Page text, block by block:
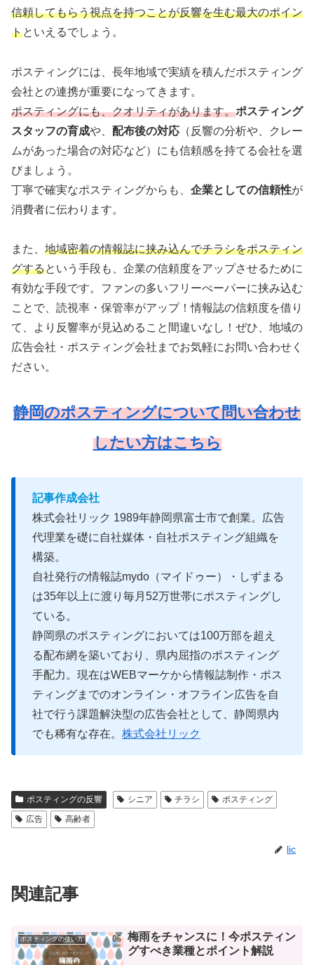
信頼してもらう視点を持つことが反響を生む最大のポイン
トといえるでしょう。
ポスティングには、長年地域で実績を積んだポスティング
会社との連携が重要になってきます。
ポスティングにも、クオリティがあります。ポスティング
スタッフの育成や、 配布後の対応 （反響の分析や、クレー
ムがあった場合の対応など）にも信頼感を持てる会社を選
びましょう。
丁寧で確実なポスティングからも、 企業としての信頼性が
消費者に伝わります。
また、 地域密着の情報誌に挟み込んでチラシをポスティン
グするという手段も、企業の信頼度をアップさせるために
有効な手段です。ファンの多いフリーぺーパーに挟み込む
ことで、読視率・保管率がアップ！情報誌の信頼度を借り
て、より反響率が見込めること間違いなし！ぜひ、地域の
広告会社・ポスティング会社までお気軽にお問い合わせく
ださい。
静岡のポスティングについて問い合わせ
したい方はこちら
記事作成会社
株式会社リック 1989年静岡県富士市で創業。広告
代理業を礎に自社媒体・自社ポスティング組織を
構築。
自社発行の情報誌mydo（マイドゥー）・しずまる
は35年以上に渡り毎月52万世帯にポスティングし
ている。
静岡県のポスティングにおいては100万部を超え
る配布網を築いており、県内屈指のポスティング
手配力。現在はWEBマーケから情報誌制作・ポス
ティングまでのオンライン・オフライン広告を自
社で行う課題解決型の広告会社として、静岡県内
でも稀有な存在。 株式会社リック
ポスティングの反響 シニア チラシ
ポスティング
広告
高齢者
lic
関連記事
ポスティングの使い方
梅雨をチャンスに！今ポスティン
グすべき業種とポイント解説